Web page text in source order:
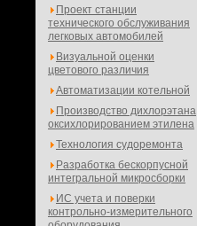
Проект станции
технического обслуживания
легковых автомобилей
Визуальной оценки
цветового различия
Автоматизации котельной
Производство дихлорэтана
оксихлорированием этилена
Технология судоремонта
Разработка бескорпусной
интегральной микросборки
ИС учета и поверки
контрольно-измерительного